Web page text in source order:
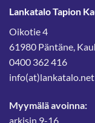
Lankatalo Tapion
Oikotie 4
61980 Päntäne,
0400 362 416
info(at)lankatalo.net
Myymälä avoinna:
arkisin 9-16